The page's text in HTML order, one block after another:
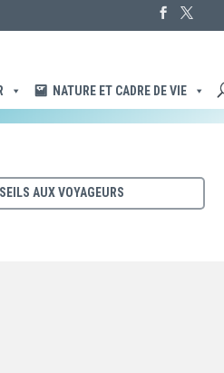
NATURE ET CADRE DE VIE
AUX VOYAGEURS